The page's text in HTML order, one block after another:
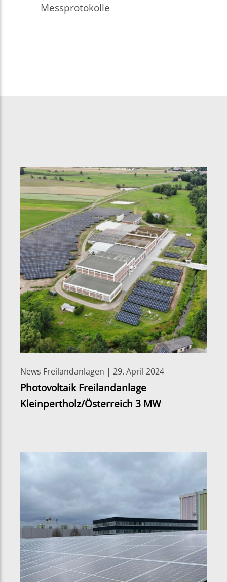
Messprotokolle
News Freilandanlagen | 29. April 2024
Photovoltaik Freilandanlage
Kleinpertholz/Österreich 3 MW